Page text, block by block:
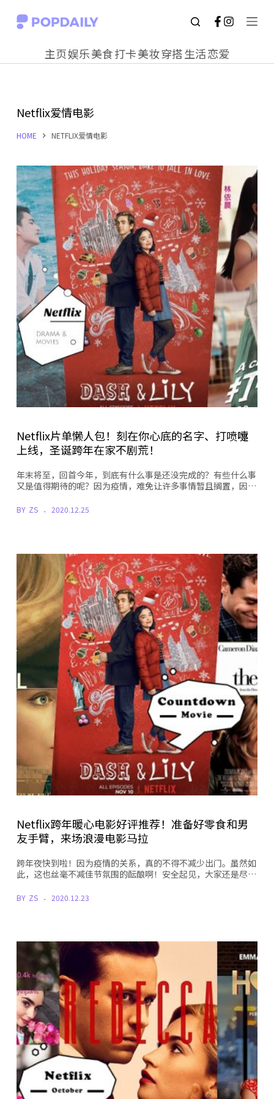
S
o
c
n
t
e
n
t
主页娱乐美食打卡美妆穿搭生活恋爱
Netflix爱情电影
HOME NETFLIX爱情电影
Netflix片单懒人包！刻在你心底的名字、打喷嚏
上线，圣诞跨年在家不剧荒！
年末将至，回首今年，到底有什么事是还没完成的？有些什么事
又是值得期待的呢？因为疫情，难免让许多事情暂且搁置，因…
BY ZS 2020.12.25
Netflix跨年暖心电影好评推荐！准备好零食和男
友手臂，来场浪漫电影马拉
跨年夜快到啦！因为疫情的关系，真的不得不减少出门。虽然如
此，这也丝毫不减佳节氛围的酝酿啊！安全起见，大家还是尽…
BY ZS 2020.12.23